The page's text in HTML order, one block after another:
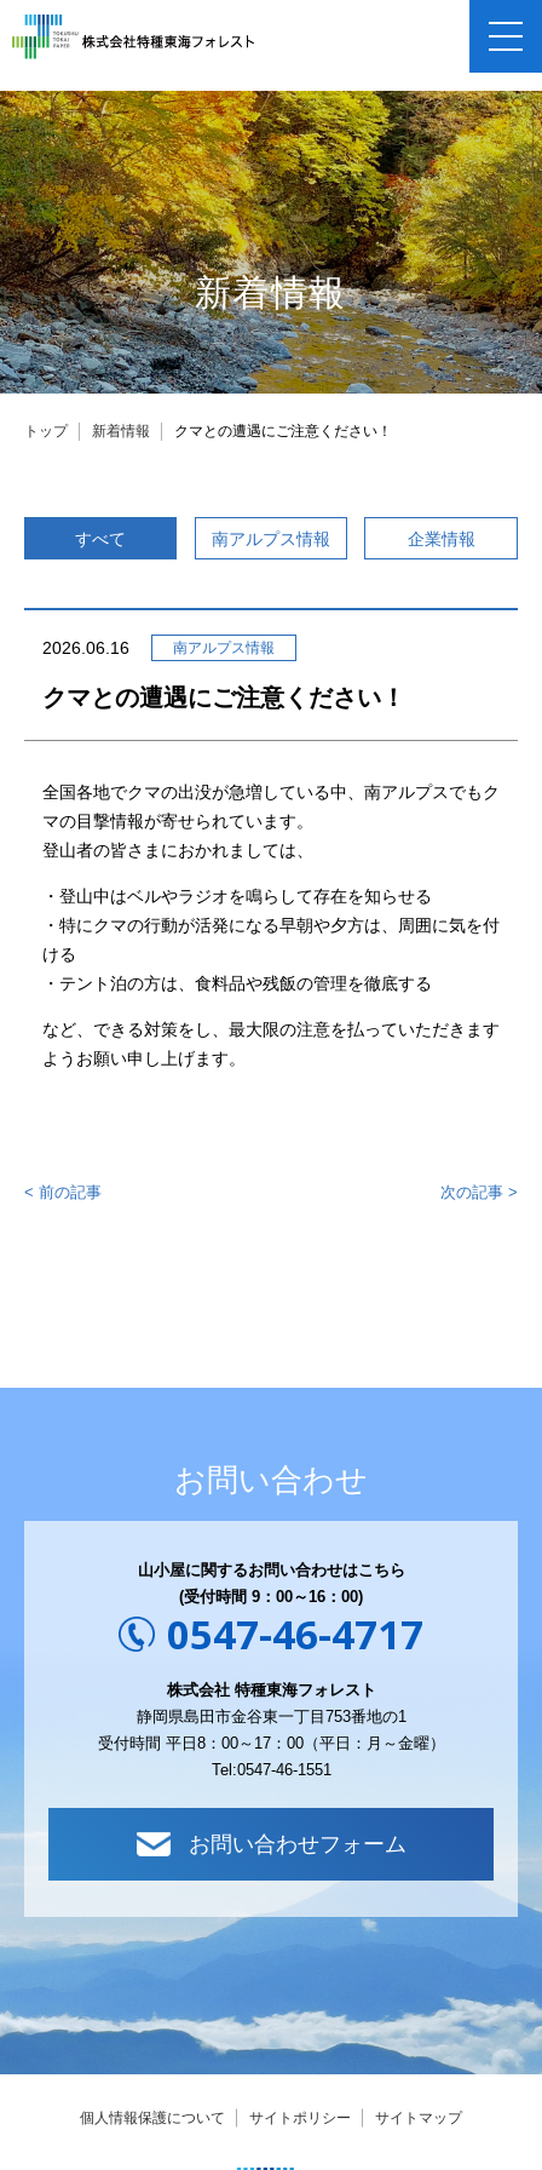
企業概要 事業紹介
保険申し込み
採用情報
南アルプスの自然 渓流釣り
送迎バス
施設予約
よくあるご質問
新着情報
トップ 新着情報 クマとの遭遇にご注意ください！
すべて 南アルプス情報 企業情報
2026.06.16 南アルプス情報
クマとの遭遇にご注意ください！
全国各地でクマの出没が急増している中、南アルプスでもク
マの目撃情報が寄せられています。
登山者の皆さまにおかれましては、
・登山中はベルやラジオを鳴らして存在を知らせる
・特にクマの行動が活発になる早朝や夕方は、周囲に気を付
ける
・テント泊の方は、食料品や残飯の管理を徹底する
など、できる対策をし、最大限の注意を払っていただきます
ようお願い申し上げます。
< 前の記事 次の記事 >
お問い合わせ
山小屋に関するお問い合わせはこちら
(受付時間 9：00～16：00)
0547-46-4717
株式会社 特種東海フォレスト
静岡県島田市金谷東一丁目753番地の1
受付時間 平日8：00～17：00（平日：月～金曜）
Tel:0547-46-1551
お問い合わせフォーム
個人情報保護について サイトポリシー サイトマップ